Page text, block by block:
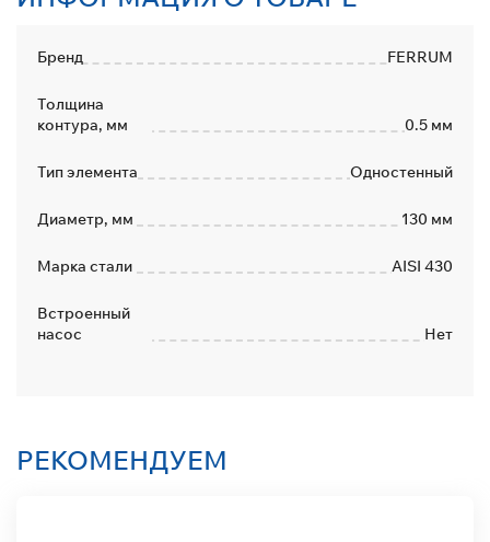
Бренд FERRUM
Толщина
контура, мм
0.5 мм
Тип элемента Одностенный
Диаметр, мм 130 мм
Марка стали AISI 430
Встроенный
насос
Нет
РЕКОМЕНДУЕМ